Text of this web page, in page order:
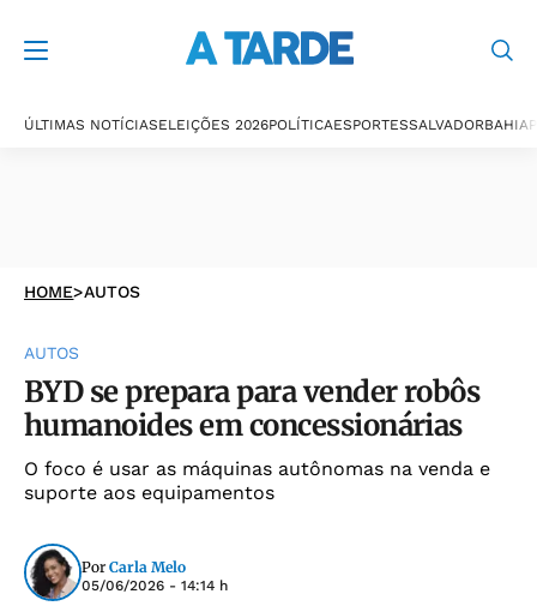
ÚLTIMAS NOTÍCIASELEIÇÕES 2026POLÍTICAESPORTESSALVADORBAHIA
HOME>AUTOS
AUTOS
BYD se prepara para vender robôs
humanoides em concessionárias
O foco é usar as máquinas autônomas na venda e
suporte aos equipamentos
Por Carla Melo
05/06/2026 - 14:14 h